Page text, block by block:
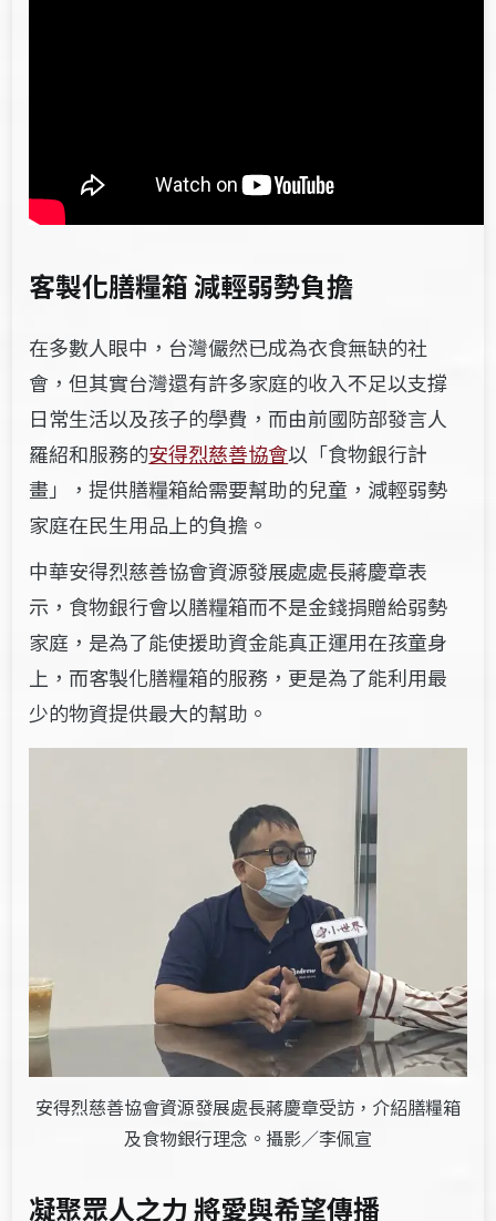
客製化膳糧箱 減輕弱勢負擔
在多數人眼中，台灣儼然已成為衣食無缺的社
會，但其實台灣還有許多家庭的收入不足以支撐
日常生活以及孩子的學費，而由前國防部發言人
羅紹和服務的安得烈慈善協會以「食物銀行計
畫」，提供膳糧箱給需要幫助的兒童，減輕弱勢
家庭在民生用品上的負擔。
中華安得烈慈善協會資源發展處處長蔣慶章表
示，食物銀行會以膳糧箱而不是金錢捐贈給弱勢
家庭，是為了能使援助資金能真正運用在孩童身
上，而客製化膳糧箱的服務，更是為了能利用最
少的物資提供最大的幫助。
安得烈慈善協會資源發展處長蔣慶章受訪，介紹膳糧箱
及食物銀行理念。攝影／李佩宣
凝聚眾人之力 將愛與希望傳播